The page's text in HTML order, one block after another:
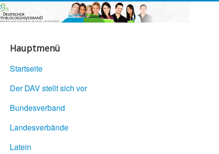
Hauptmenü
Startseite
Der DAV stellt sich vor
Bundesverband
Landesverbände
Latein